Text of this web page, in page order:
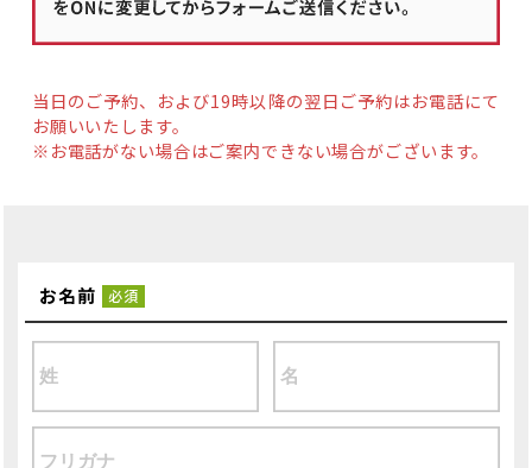
当日のご予約、および19時以降の翌日ご予約はお電話にて
お願いいたします。
※お電話がない場合はご案内できない場合がございます。
お名前 必須